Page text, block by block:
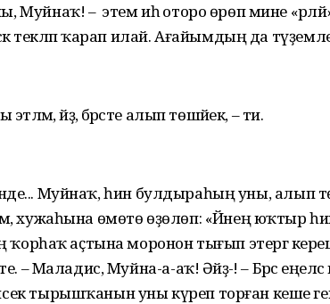
– ә этем иһә оторо өрөп мине
текләп ҡарап илай. Ағайымдың да
әйҙә, бәрәсте алып төшәйек, – ти.
инде... Муйнаҡ, һин булдыраһың уны, алып
хужаһына өмөтө өҙөлөп: «Йәнең юҡтыр
ҡорһаҡ аҫтына моронон тығып этергә
– Маладис, Муйна-а-аҡ! Әйҙә-ә! – Бәрәс еңелсә
тырышҡанын уны күреп торған кеше